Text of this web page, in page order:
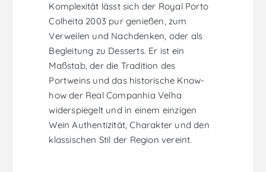
Komplexität lässt sich der Royal Porto
Colheita 2003 pur genießen, zum
Verweilen und Nachdenken, oder als
Begleitung zu Desserts. Er ist ein
Maßstab, der die Tradition des
Portweins und das historische Know-
how der Real Companhia Velha
widerspiegelt und in einem einzigen
Wein Authentizität, Charakter und den
klassischen Stil der Region vereint.